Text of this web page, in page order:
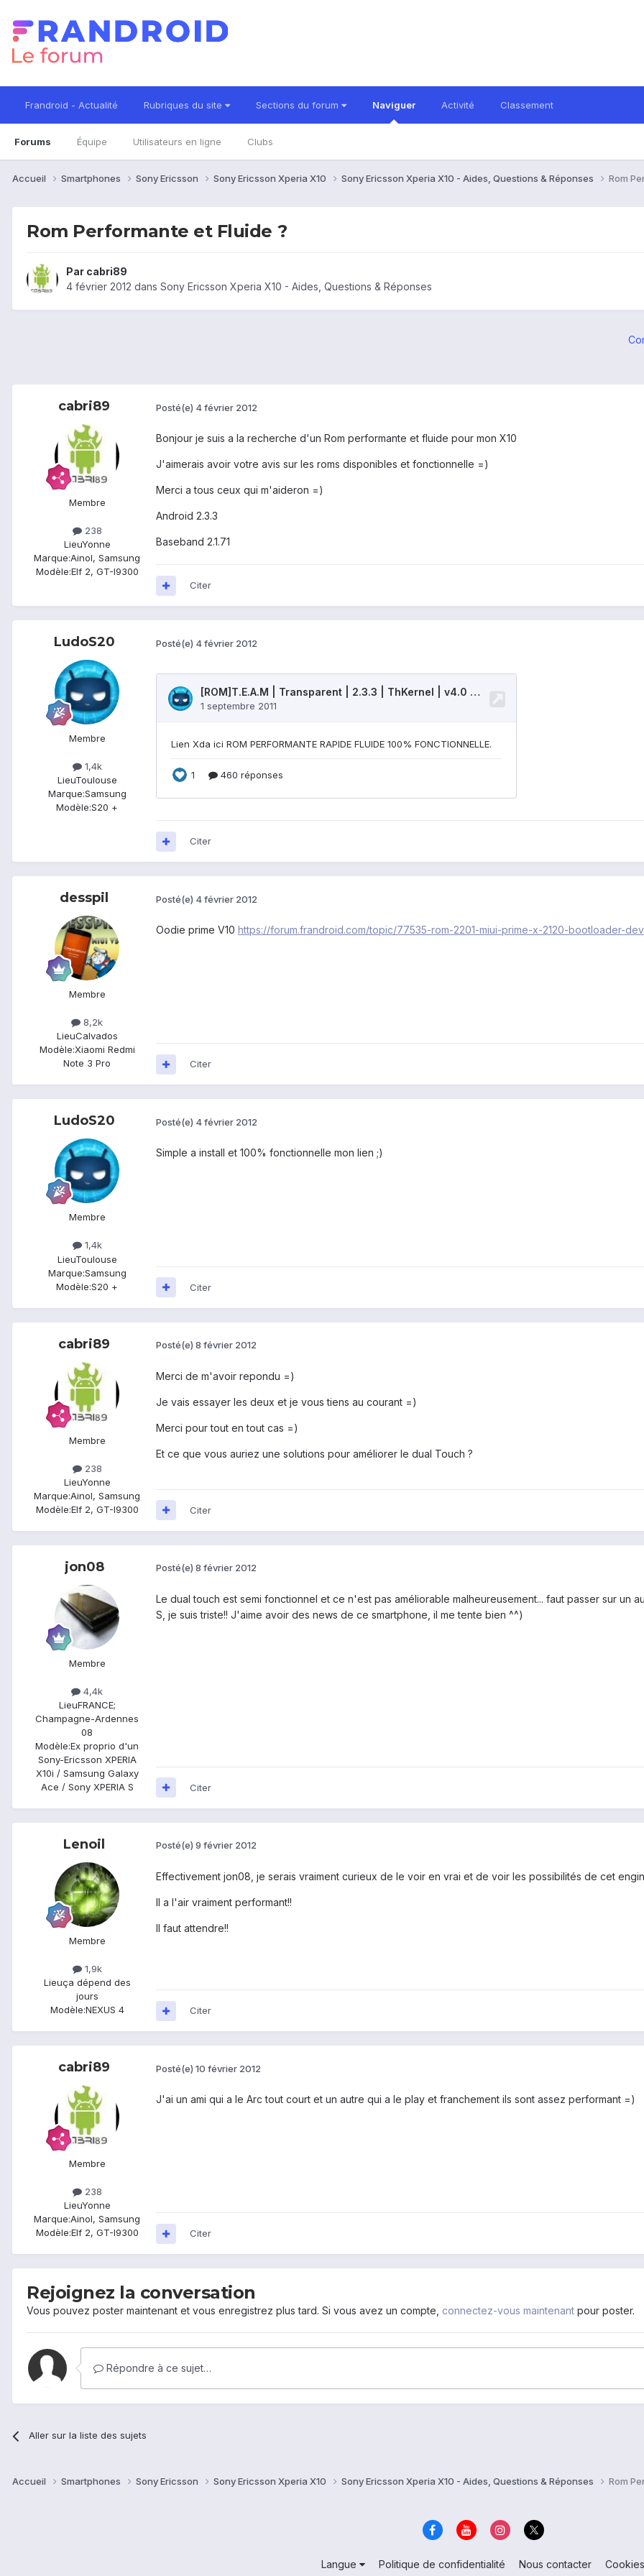
Frandroid - Actualité Rubriques du site Sections du forum Naviguer
Forums Équipe Utilisateurs en ligne Clubs
Activité Classement
Accueil Smartphones Sony Ericsson Sony Ericsson Xperia X10 Sony Ericsson Xperia X10 - Aides, Questions & Réponses Rom
Rom Performante et Fluide ?
Par cabri89
4 février 2012 dans Sony Ericsson Xperia X10 - Aides, Questions & Réponses
cabri89
Membre
238
LieuYonne
Marque:Ainol, Samsung
Modèle:Elf 2, GT-I9300
Posté(e) 4 février 2012
Bonjour je suis a la recherche d'un Rom performante et fluide pour mon X10
J'aimerais avoir votre avis sur les roms disponibles et fonctionnelle =)
Merci a tous ceux qui m'aideron =)
Android 2.3.3
Baseband 2.1.71
Citer
LudoS20
Membre
1,4k
LieuToulouse
Marque:Samsung
Modèle:S20 +
Posté(e) 4 février 2012
Citer
desspil
Membre
8,2k
LieuCalvados
Modèle:Xiaomi Redmi
Note 3 Pro
Posté(e) 4 février 2012
Oodie prime V10 https://forum.frandroid.com/topic/77535-rom-2201-miui-prime-x-2120-bootloader-
Citer
LudoS20
Membre
1,4k
LieuToulouse
Marque:Samsung
Modèle:S20 +
Posté(e) 4 février 2012
Simple a install et 100% fonctionnelle mon lien ;)
Citer
cabri89
Membre
238
LieuYonne
Marque:Ainol, Samsung
Modèle:Elf 2, GT-I9300
Posté(e) 8 février 2012
Merci de m'avoir repondu =)
Je vais essayer les deux et je vous tiens au courant =)
Merci pour tout en tout cas =)
Et ce que vous auriez une solutions pour améliorer le dual Touch ?
Citer
jon08
Membre
4,4k
LieuFRANCE;
Champagne-Ardennes
08
Modèle:Ex proprio d'un
Sony-Ericsson XPERIA
X10i / Samsung Galaxy
Ace / Sony XPERIA S
Posté(e) 8 février 2012
Le dual touch est semi fonctionnel et ce n'est pas améliorable malheureusement... faut passer sur un
S, je suis triste!! J'aime avoir des news de ce smartphone, il me tente bien ^^)
Citer
Lenoil
Membre
1,9k
Lieuça dépend des
jours
Modèle:NEXUS 4
Posté(e) 9 février 2012
Effectivement jon08, je serais vraiment curieux de le voir en vrai et de voir les possibilités de cet
Il a l'air vraiment performant!!
Il faut attendre!!
Citer
cabri89
Membre
238
LieuYonne
Marque:Ainol, Samsung
Modèle:Elf 2, GT-I9300
Posté(e) 10 février 2012
J'ai un ami qui a le Arc tout court et un autre qui a le play et franchement ils sont assez performant =)
Citer
Rejoignez la conversation
Vous pouvez poster maintenant et vous enregistrez plus tard. Si vous avez un compte, connectez-vous maintenant pour poster.
Répondre à ce sujet…
Aller sur la liste des sujets
Accueil Smartphones Sony Ericsson Sony Ericsson Xperia X10 Sony Ericsson Xperia X10 - Aides, Questions & Réponses Rom
Langue Politique de confidentialité Nous contacter Cookies